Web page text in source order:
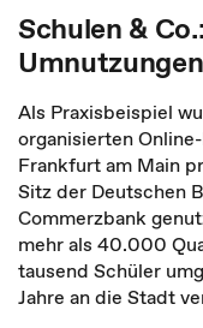
Schulen &
Umnutzungen
Als Praxisbeispiel
organisierten
Frankfurt am Main
Sitz der Deutschen
Commerzbank
mehr als 40.000
tausend Schüler
Jahre an die Stadt